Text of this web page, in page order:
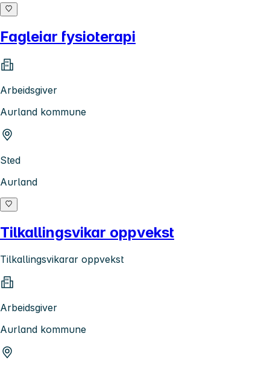
Fagleiar fysioterapi
Arbeidsgiver
Aurland kommune
Sted
Aurland
Tilkallingsvikar oppvekst
Tilkallingsvikarar oppvekst
Arbeidsgiver
Aurland kommune